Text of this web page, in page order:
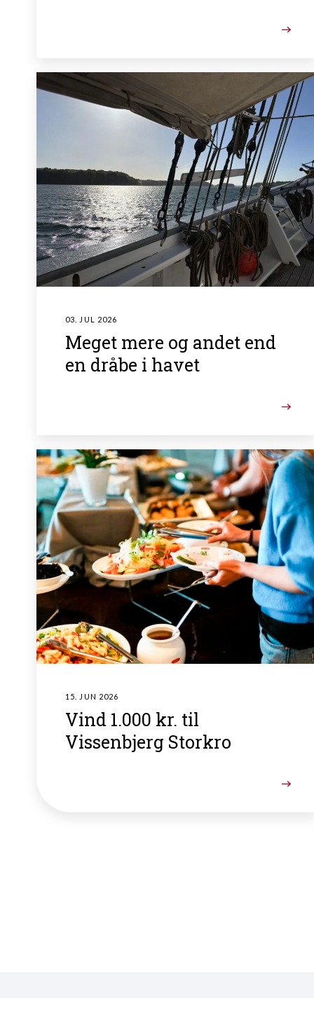
03. JUL 2026
Meget mere og andet end
en dråbe i havet
15. JUN 2026
Vind 1.000 kr. til
Vissenbjerg Storkro